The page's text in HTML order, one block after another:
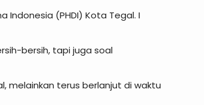
Indonesia (PHDI) Kota Tegal. I
bersih, tapi juga soal
melainkan terus berlanjut di waktu